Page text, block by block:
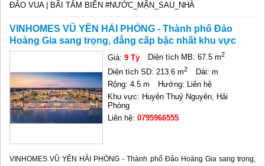
ĐẢO VUA | BÃI TẮM BIỂN #NƯỚC_MẶN_SAU_NHÀ
VINHOMES VŨ YÊN HẢI PHÒNG - Thành phố Đảo
Hoàng Gia sang trọng, đẳng cấp bậc nhất khu vực
Giá:9 Tỷ Diện tích MB: 67.5 m2
Diện tích SD: 213.6 m2
Dài: m
Rộng: 4.5 m
Hướng: Liên hệ
Khu vực: Huyện Thuỷ Nguyên, Hải
Phòng
Liên hệ:0795966555
VINHOMES VŨ YÊN HẢI PHÒNG - Thành phố Đảo Hoàng Gia sang trọng,